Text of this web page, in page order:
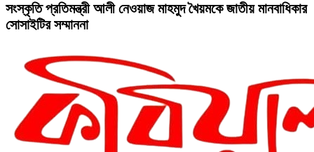
সংস্কৃতি প্রতিমন্ত্রী আলী নেওয়াজ মাহমুদ খৈয়মকে জাতীয় মানবাধিকার
সোসাইটির সম্মাননা